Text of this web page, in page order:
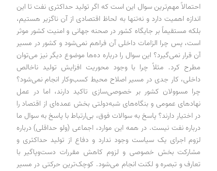
احتمالاً مهم‌ترین سوال این است که اگر تولید حداکثری نفت تا این
اندازه اهمیت دارد و نه‌تنها به لحاظ اقتصادی از آن ناگزیر هستیم،
بلکه مستقیماً بر جایگاه کشور در صحنه جهانی و امنیت کشور موثر
است، پس چرا الزامات داخلی آن فراهم نمی‌شود و کشور در مسیر
آن قرار نمی‌گیرد؟ این سوال را درباره ده‌ها موضوع دیگر نیز می‌توان
مطرح کرد. مثلاً چرا با وجود محوریت افزایش تولید ناخالص
داخلی، کار جدی در مسیر اصلاح محیط کسب‌وکار انجام نمی‌شود؟
چرا مسوولان کشور بر خصوصی‌سازی تاکید دارند، اما در عمل
نهادهای عمومی و بنگاه‌های شبه‌دولتی بخش عمده‌ای از اقتصاد را
در اختیار دارند؟ پاسخ به سوالات فوق، بی‌ارتباط با پاسخ به سوال ما
درباره نفت نیست. در همه این موارد، اجماعی (ولو حداقلی) درباره
لزوم اجرای یک سیاست وجود ندارد و دفاع از تولید حداکثری و
مشارکت بخش خصوصی و لزوم کاهش مقررات دست‌وپاگیر با
تعارف و تبصره و لکنت انجام می‌شود. کوچک‌ترین حرکتی در مسیر